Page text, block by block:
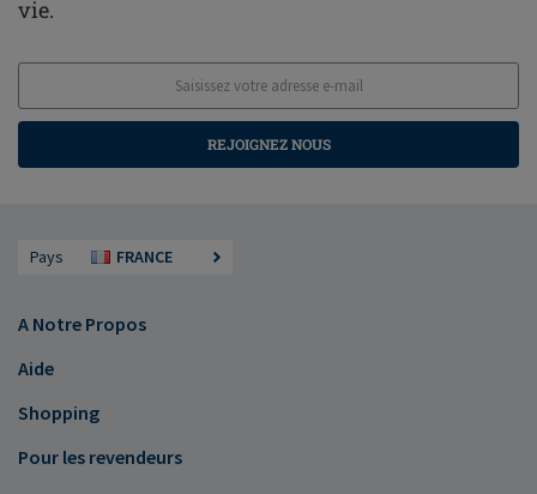
vie.
REJOIGNEZ NOUS
Pays FRANCE
A Notre Propos
Aide
Shopping
Pour les revendeurs